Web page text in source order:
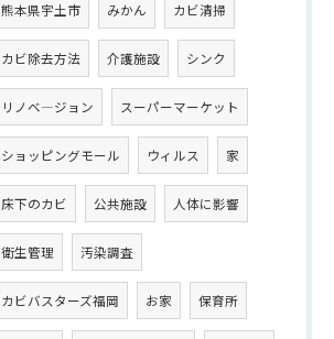
熊本県宇土市 みかん カビ清掃
カビ除去方法 介護施設 シンク
リノベ―ジョン スーパーマーケット
ショッピングモール ウィルス 家
床下のカビ 公共施設 人体に影響
衛生管理 汚染調査
カビバスターズ福岡 お家 保育所